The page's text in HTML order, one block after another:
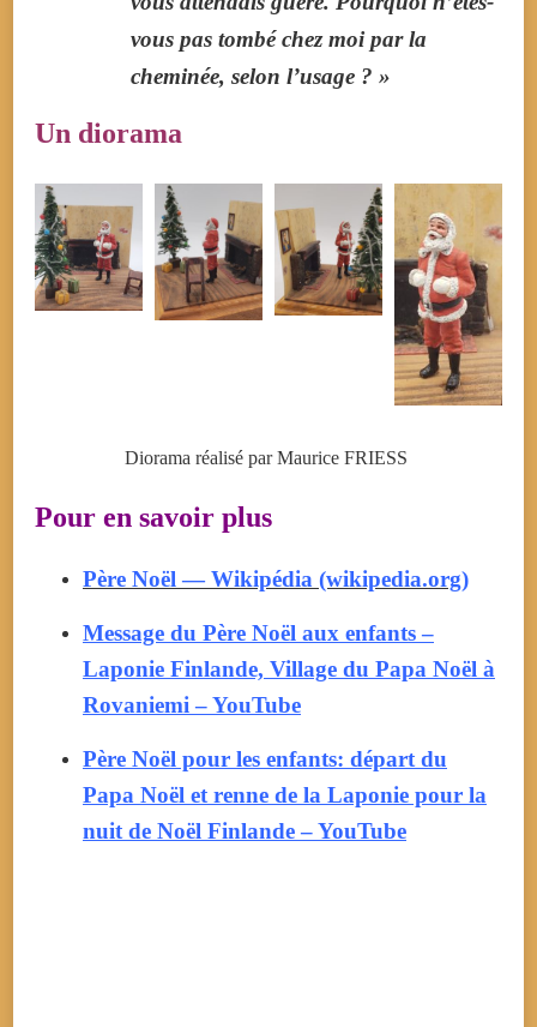
vous pas tombé chez moi par la
cheminée, selon l’usage ? »
Un diorama
Diorama réalisé par Maurice FRIESS
Pour en savoir plus
Père Noël — Wikipédia (wikipedia.org)
Message du Père Noël aux enfants –
Laponie Finlande, Village du Papa Noël à
Rovaniemi – YouTube
Père Noël pour les enfants: départ du
Papa Noël et renne de la Laponie pour la
nuit de Noël Finlande – YouTube